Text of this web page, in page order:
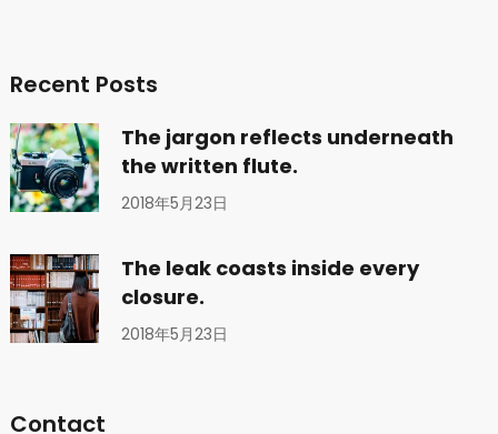
Recent Posts
The jargon reflects underneath
the written flute.
2018年5月23日
The leak coasts inside every
closure.
2018年5月23日
Contact